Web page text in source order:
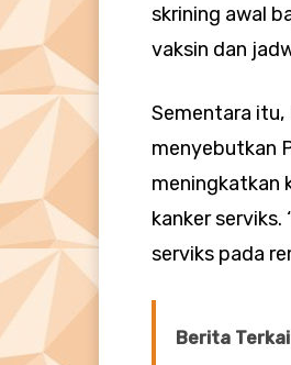
skrining awal
vaksin dan
Sementara itu,
menyebutkan
meningkatkan
kanker
serviks pada
Berita